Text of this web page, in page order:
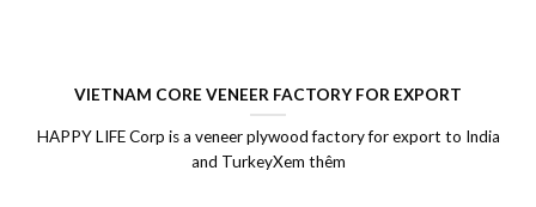
VIETNAM CORE VENEER FACTORY FOR EXPORT
HAPPY LIFE Corp is a veneer plywood factory for export to India
and TurkeyXem thêm